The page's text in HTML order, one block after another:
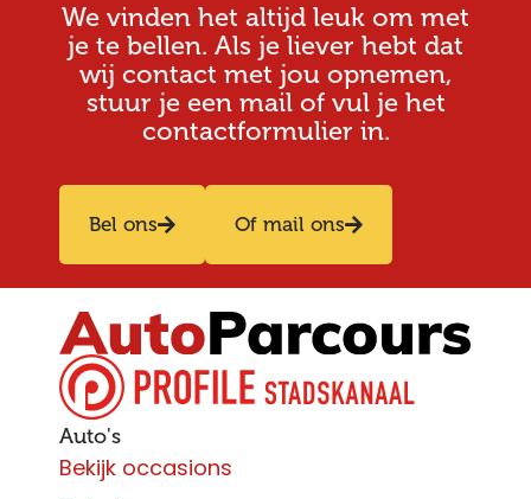
We vinden het altijd leuk om met
je te bellen. Als je liever hebt dat
wij contact met jou opnemen,
stuur je een mail of vul je het
contactformulier in.
Bel ons Of mail ons
Auto's
Bekijk occasions